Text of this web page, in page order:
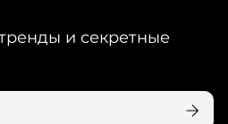
и секретные